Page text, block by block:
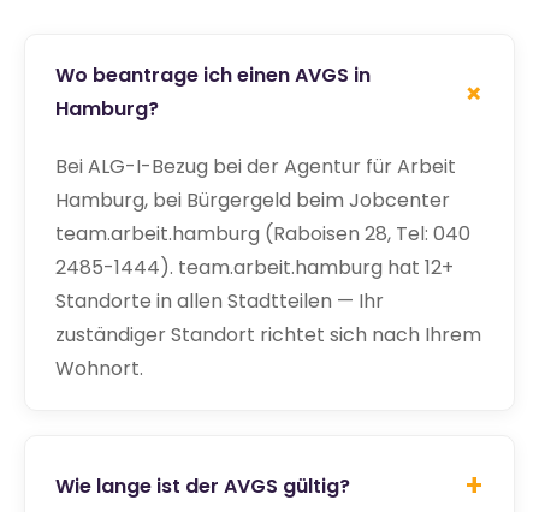
Wo beantrage ich einen AVGS in
Hamburg?
+
Bei ALG-I-Bezug bei der Agentur für Arbeit
Hamburg, bei Bürgergeld beim Jobcenter
team.arbeit.hamburg (Raboisen 28, Tel: 040
2485-1444). team.arbeit.hamburg hat 12+
Standorte in allen Stadtteilen — Ihr
zuständiger Standort richtet sich nach Ihrem
Wohnort.
Wie lange ist der AVGS gültig? +